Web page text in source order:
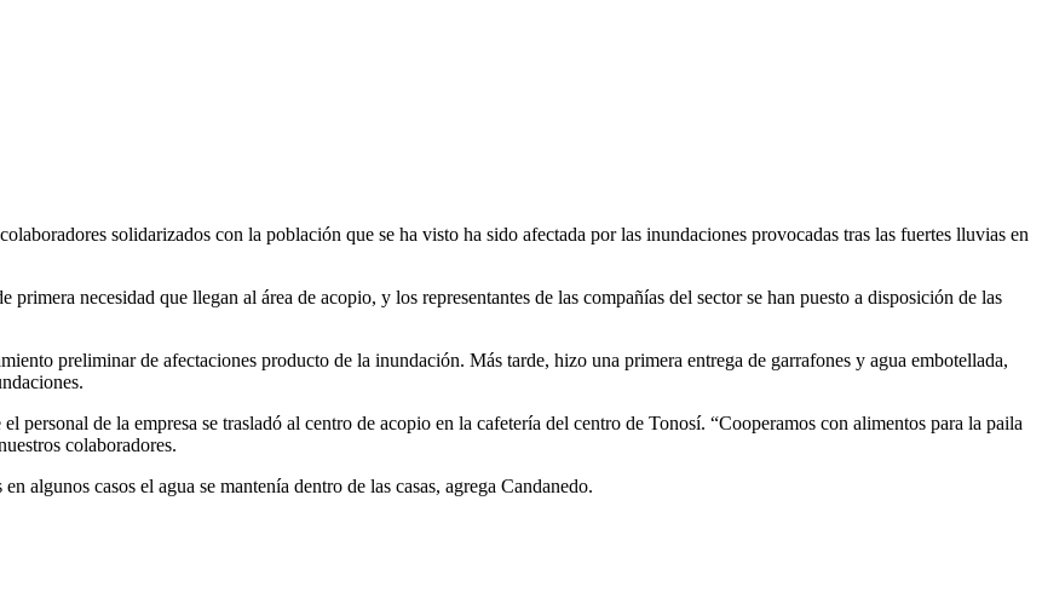
solidarizados con la población que se ha visto ha sido afectada por las inundaciones provocadas tras las fuertes lluvias en
necesidad que llegan al área de acopio, y los representantes de las compañías del sector se han puesto a disposición de las
preliminar de afectaciones producto de la inundación. Más tarde, hizo una primera entrega de garrafones y agua embotellada,
personal de la empresa se trasladó al centro de acopio en la cafetería del centro de Tonosí. “Cooperamos con alimentos para la paila
colaboradores.
algunos casos el agua se mantenía dentro de las casas, agrega Candanedo.